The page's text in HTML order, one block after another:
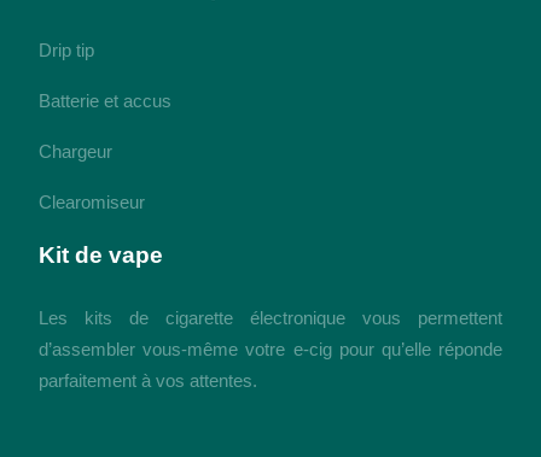
Drip tip
Batterie et accus
Chargeur
Clearomiseur
Kit de vape
Les kits de cigarette électronique vous permettent
d’assembler vous-même votre e-cig pour qu’elle réponde
parfaitement à vos attentes.